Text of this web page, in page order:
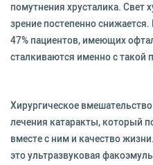
помутнения хрусталика. Свет
зрение постепенно
47% пациентов, имеющих
сталкиваются именно с такой
Хирургическое
лечения катаракты, который
вместе с ним и качество
это ультразвуковая